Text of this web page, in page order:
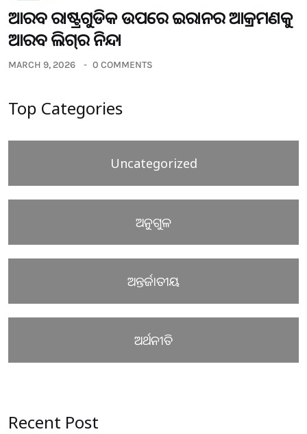
ଆରବ ରାଷ୍ଟ୍ରଗୁଡିକ ଉପରେ ଇରାନର ଆକ୍ରମଣକୁ
ଆରବ ଲିଗ୍‌ର ନିନ୍ଦା
MARCH 9, 2026 0 COMMENTS
Top Categories
Uncategorized
ଅନୁଗୁଳ
ଅନ୍ତର୍ଜାତୀୟ
ଅର୍ଥନୀତି
Recent Post